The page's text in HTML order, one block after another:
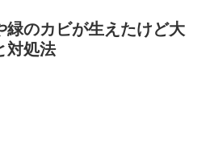
緑のカビが生えたけど大
対処法